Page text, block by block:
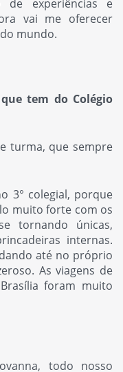
experiências e
vai me oferecer
mundo.
tem do Colégio
turma, que sempre
3° colegial, porque
muito forte com os
tornando únicas,
internas.
até no próprio
As viagens de
foram muito
todo nosso